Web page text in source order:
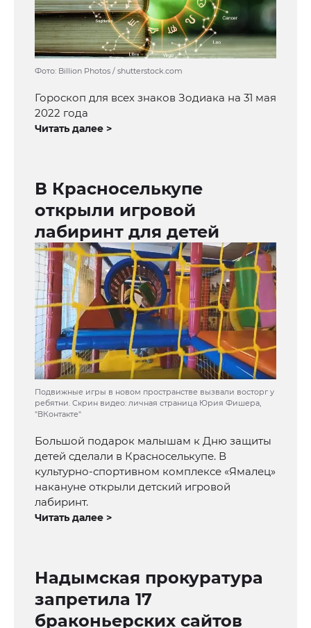
Фото: Billion Photos / shutterstock.com
Гороскоп для всех знаков Зодиака на 31 мая
2022 года
Читать далее >
В Красноселькупе
открыли игровой
лабиринт для детей
Подвижные игры в новом пространстве вызвали восторг у
ребятни. Скрин видео: личная страница Юрия Фишера,
"ВКонтакте"
Большой подарок малышам к Дню защиты
детей сделали в Красноселькупе. В
культурно-спортивном комплексе «Ямалец»
накануне открыли детский игровой
лабиринт.
Читать далее >
Надымская прокуратура
запретила 17
браконьерских сайтов